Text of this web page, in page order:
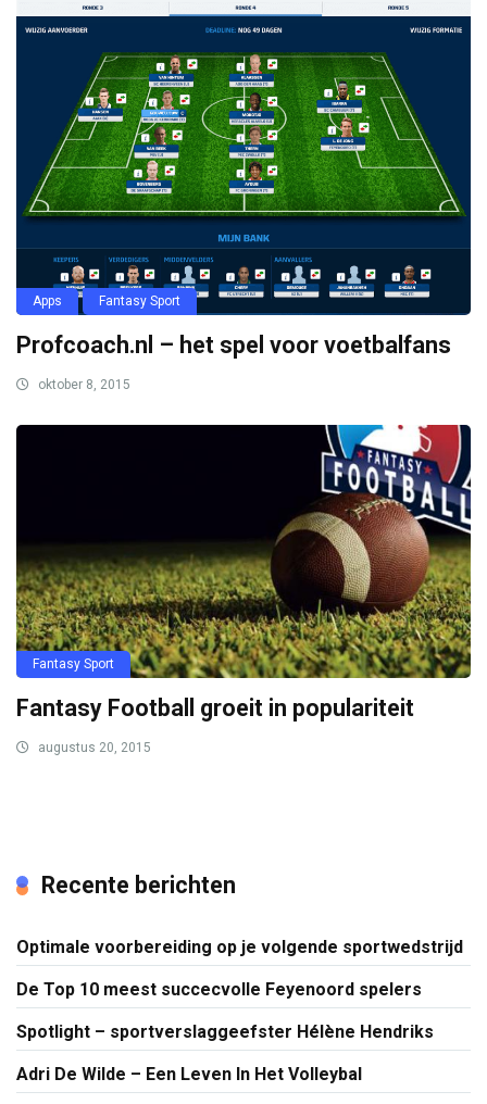
Apps Fantasy Sport
Profcoach.nl – het spel voor voetbalfans
oktober 8, 2015
Fantasy Sport
Fantasy Football groeit in populariteit
augustus 20, 2015
Recente berichten
Optimale voorbereiding op je volgende sportwedstrijd
De Top 10 meest succecvolle Feyenoord spelers
Spotlight – sportverslaggeefster Hélène Hendriks
Adri De Wilde – Een Leven In Het Volleybal